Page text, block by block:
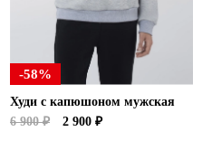
-58%
Худи с капюшоном мужская
6 900 ₽
2 900 ₽